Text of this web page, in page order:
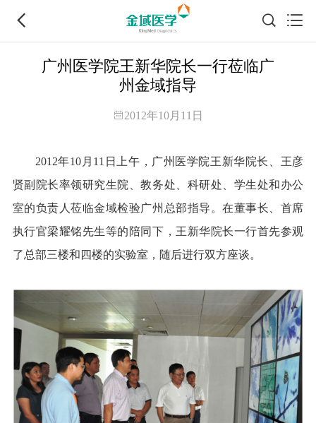
广州医学院王新华院长一行莅临广
州金域指导
2012年10月11日
2012年10月11日上午，广州医学院王新华院长、王彦
贤副院长率领研究生院、教务处、科研处、学生处和办公
室的负责人莅临金域检验广州总部指导。在董事长、首席
执行官梁耀铭先生等的陪同下，王新华院长一行首先参观
了总部三楼和四楼的实验室，随后进行双方座谈。